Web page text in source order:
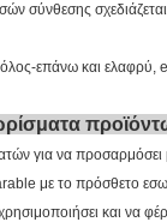
σύνθεσης
επάνω και ελαφρύ,
για να
με το πρόσθετο
και να